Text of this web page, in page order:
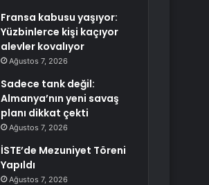
Fransa kabusu yaşıyor:
Yüzbinlerce kişi kaçıyor
alevler kovalıyor
Ağustos 7, 2026
Sadece tank değil:
Almanya’nın yeni savaş
planı dikkat çekti
Ağustos 7, 2026
İSTE’de Mezuniyet Töreni
Yapıldı
Ağustos 7, 2026